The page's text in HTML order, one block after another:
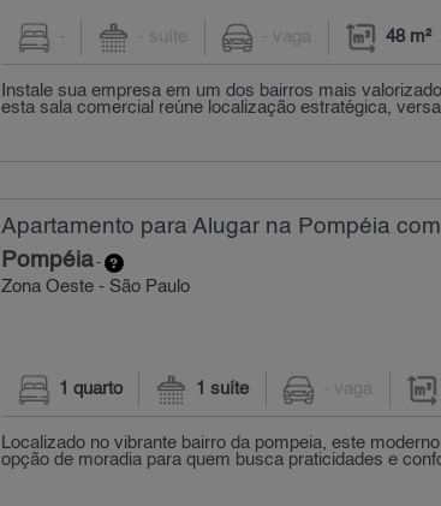
- - suíte - vaga 48 m²
Instale sua empresa em um dos bairros mais
esta sala comercial reúne localização estratégica,
Apartamento para Alugar na Pompéia
Pompéia-
Zona Oeste - São Paulo
1 quarto 1 suíte - vaga
Localizado no vibrante bairro da pompeia, este
opção de moradia para quem busca praticidades e